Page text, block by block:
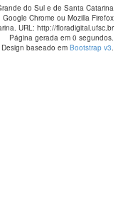
do Sul e de Santa Catarina
Chrome ou Mozilla Firefox
URL: http://floradigital.ufsc.br
Página gerada em 0 segundos.
Design baseado em Bootstrap v3.